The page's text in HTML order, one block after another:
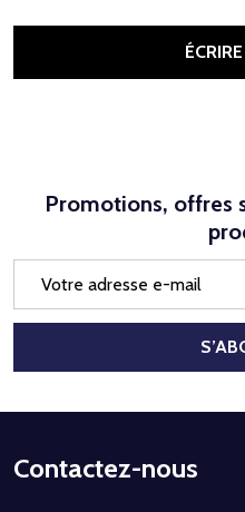
Promotions, offres
mail
Début
Contactez-nous